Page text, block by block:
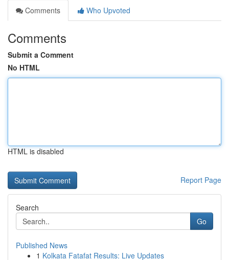
Comments
Who Upvoted
Comments
Submit a Comment
No HTML
HTML is disabled
Report Page
Search
Go
Published News
1 Kolkata Fatafat Results: Live Updates